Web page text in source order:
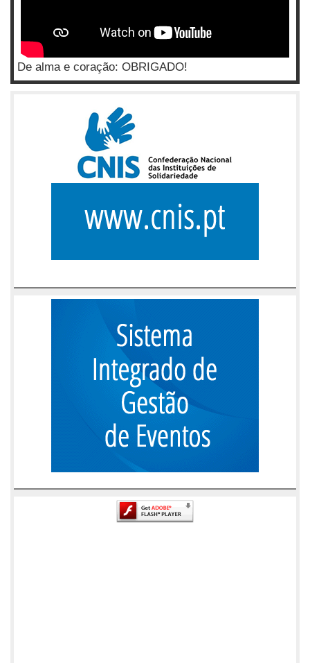
De alma e coração: OBRIGADO!